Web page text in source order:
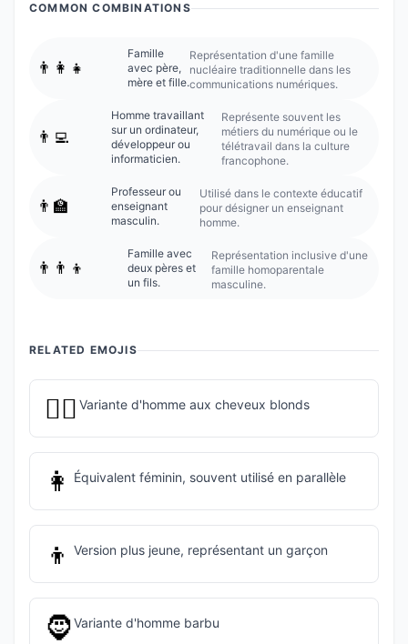
COMMON COMBINATIONS
👨‍👩‍👧
Famille
avec père,
mère et fille.
Représentation d'une famille
nucléaire traditionnelle dans les
communications numériques.
👨‍💻
Homme travaillant
sur un ordinateur,
développeur ou
informaticien.
Représente souvent les
métiers du numérique ou le
télétravail dans la culture
francophone.
👨‍🏫
Professeur ou
enseignant
masculin.
Utilisé dans le contexte éducatif
pour désigner un enseignant
homme.
👨‍👨‍👦
Famille avec
deux pères et
un fils.
Représentation inclusive d'une
famille homoparentale
masculine.
RELATED EMOJIS
👱‍♂️ Variante d'homme aux cheveux blonds
👩 Équivalent féminin, souvent utilisé en parallèle
👦 Version plus jeune, représentant un garçon
🧔Variante d'homme barbu